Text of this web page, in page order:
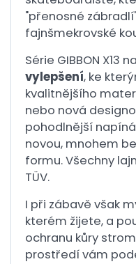
"přenosné
fajnšmekrovské
Série GIBBON X13
vylepšení, ke
kvalitnějšího
nebo nová
pohodlnější
novou, mnohem
formu. Všechny
TÜV.
I při zábavě však
kterém žijete, a
ochranu kůry
prostředí vám